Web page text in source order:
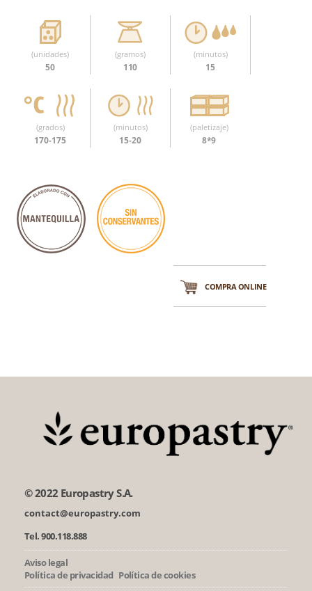
(unidades)
50
(gramos)
110
(minutos)
15
(grados)
170-175
(minutos)
15-20
(paletizaje)
8*9
COMPRA ONLINE
© 2022 Europastry S.A.
contact@europastry.com
Tel. 900.118.888
Aviso legal
Política de privacidad Política de cookies